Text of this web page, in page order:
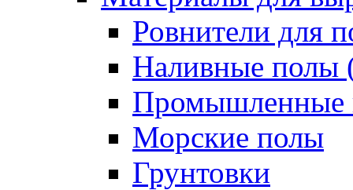
Ровнители для
Наливные полы
Промышленные
Морские полы
Грунтовки